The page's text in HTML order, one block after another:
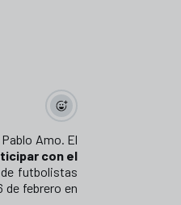
Amo. El
con el
futbolistas
de febrero en